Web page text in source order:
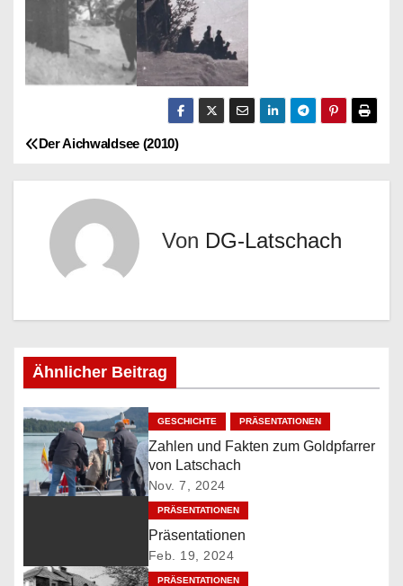
B
e
g
s
n
a
i
Der Aichwaldsee (2010)
Von DG-Latschach
Ähnlicher Beitrag
GESCHICHTE PRÄSENTATIONEN
Zahlen und Fakten zum Goldpfarrer
von Latschach
Nov. 7, 2024
PRÄSENTATIONEN
Präsentationen
Feb. 19, 2024
PRÄSENTATIONEN